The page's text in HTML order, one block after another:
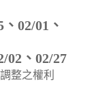
、02/01、
02、02/27
整之權利